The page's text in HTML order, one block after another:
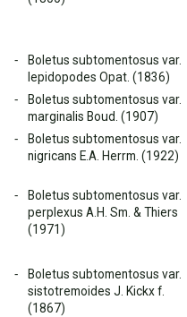
Boletus subtomentosus var.
lepidopodes Opat. (1836)
Boletus subtomentosus var.
marginalis Boud. (1907)
Boletus subtomentosus var.
nigricans E.A. Herrm. (1922)
Boletus subtomentosus var.
perplexus A.H. Sm. & Thiers
(1971)
Boletus subtomentosus var.
sistotremoides J. Kickx f.
(1867)